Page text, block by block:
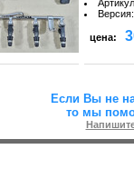
Артикул
Версия:
цена:
Если Вы не
то мы